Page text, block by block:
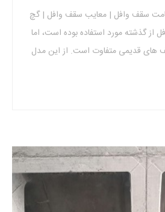
سقف وافل | معایب سقف وافل | گچ
گذشته مورد استفاده بوده است، اما
های قدیمی متفاوت است. از این مدل
استفاده می شود و در سازه های با